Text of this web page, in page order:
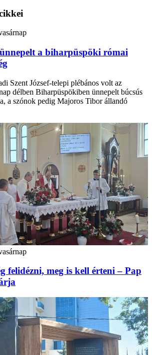
a biharpüspöki római
Szent József-telepi plébános volt az
délben Biharpüspökiben ünnepelt búcsús
a szónok pedig Majoros Tibor állandó
felidézni, meg is kell érteni – Pap